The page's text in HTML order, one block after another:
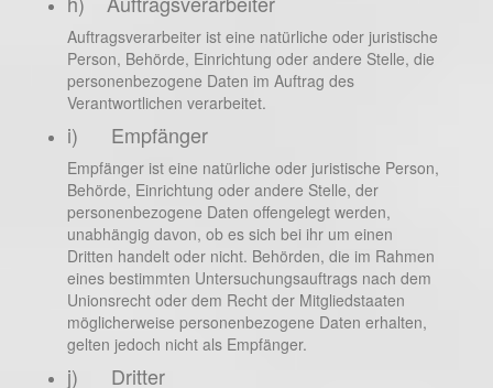
Auftragsverarbeiter ist eine natürliche oder juristische
Person, Behörde, Einrichtung oder andere Stelle, die
personenbezogene Daten im Auftrag des
Verantwortlichen verarbeitet.
i) Empfänger
Empfänger ist eine natürliche oder juristische Person,
Behörde, Einrichtung oder andere Stelle, der
personenbezogene Daten offengelegt werden,
unabhängig davon, ob es sich bei ihr um einen
Dritten handelt oder nicht. Behörden, die im Rahmen
eines bestimmten Untersuchungsauftrags nach dem
Unionsrecht oder dem Recht der Mitgliedstaaten
möglicherweise personenbezogene Daten erhalten,
gelten jedoch nicht als Empfänger.
j) Dritter